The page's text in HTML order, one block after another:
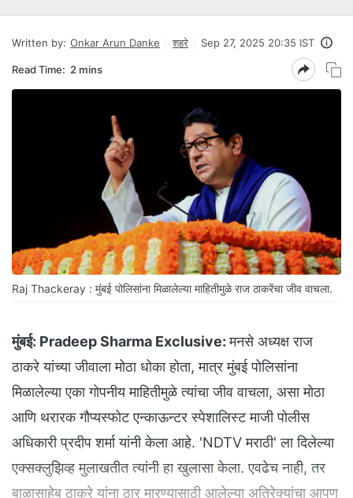
Written by: Onkar Arun Danke शहरे Sep 27, 2025 20:35 IST
Read Time: 2 mins
Raj Thackeray : मुंबई पोलिसांना मिळालेल्या माहितीमुळे राज ठाकरेंचा जीव वाचला.
मुंबई: Pradeep Sharma Exclusive:मनसे अध्यक्ष राज
ठाकरे यांच्या जीवाला मोठा धोका होता, मात्र मुंबई पोलिसांना
मिळालेल्या एका गोपनीय माहितीमुळे त्यांचा जीव वाचला, असा मोठा
आणि थरारक गौप्यस्फोट एन्काऊन्टर स्पेशालिस्ट माजी पोलीस
अधिकारी प्रदीप शर्मा यांनी केला आहे. 'NDTV मराठी' ला दिलेल्या
एक्सक्लुझिव्ह मुलाखतीत त्यांनी हा खुलासा केला. एवढेच नाही, तर
बाळासाहेब ठाकरे यांना ठार मारण्यासाठी आलेल्या अतिरेक्यांचा आपण